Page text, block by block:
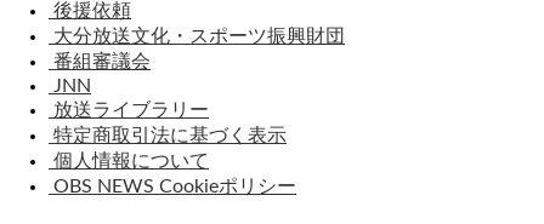
後援依頼
大分放送文化・スポーツ振興財団
番組審議会
JNN
放送ライブラリー
特定商取引法に基づく表示
個人情報について
OBS NEWS Cookieポリシー